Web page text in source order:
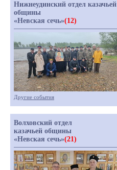
Нижнеудинский отдел казачьей
общины
«Невская сечь»(12)
Другие события
Волховский отдел
казачьей общины
«Невская сечь»(21)